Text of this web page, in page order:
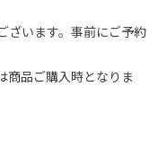
ざいます。事前にご予約
商品ご購入時となりま